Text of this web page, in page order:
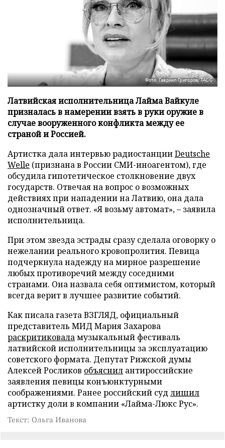
Фото: Гавриил Григоров/ТАСС
Латвийская исполнительница Лайма Вайкуле
призналась в намерении взять в руки оружие в
случае вооруженного конфликта между ее
страной и Россией.
Артистка дала интервью радиостанцииDeutsche
Welle (признана в России СМИ-иноагентом), где
обсудила гипотетическое столкновение двух
государств. Отвечая на вопрос о возможных
действиях при нападении на Латвию, она дала
однозначный ответ. «Я возьму автомат», – заявила
исполнительница.
При этом звезда эстрады сразу сделала оговорку о
нежелании реального кровопролития. Певица
подчеркнула надежду на мирное разрешение
любых противоречий между соседними
странами. Она назвала себя оптимистом, который
всегда верит в лучшее развитие событий.
Как писала газета ВЗГЛЯД, официальный
представитель МИД Мария Захарова
раскритиковаламузыкальный фестиваль
латвийской исполнительницы за эксплуатацию
советского формата. Депутат Рижской думы
Алексей Росликов объяснил антироссийские
заявления певицы конъюнктурными
соображениями. Ранее российский суд лишил
артистку доли в компании «Лайма-Люкс Рус».
Текст: Ольга Иванова